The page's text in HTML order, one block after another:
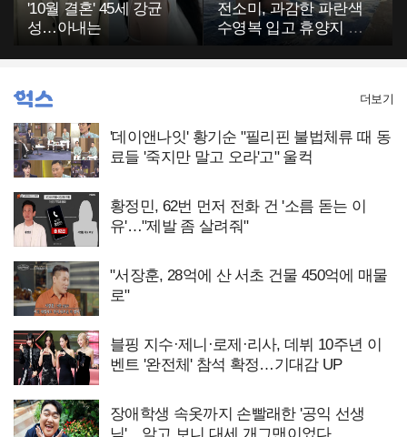
'10월 결혼' 45세 강균
성…아내는
전소미, 과감한 파란색
수영복 입고 휴양지 포
'데이앤나잇' 황기순 "필리핀 불법체류 때 동
료들 '죽지만 말고 오라'고" 울컥
황정민, 62번 먼저 전화 건 '소름 돋는 이
유'…"제발 좀 살려줘"
"서장훈, 28억에 산 서초 건물 450억에 매물
로"
블핑 지수·제니·로제·리사, 데뷔 10주년 이
벤트 '완전체' 참석 확정…기대감 UP
장애학생 속옷까지 손빨래한 '공익 선생
님'…알고 보니 대세 개그맨이었다
더보기